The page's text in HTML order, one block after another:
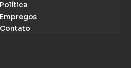
Política
Empregos
Contato